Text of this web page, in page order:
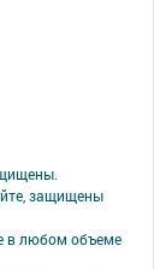
защищены
в любом объеме